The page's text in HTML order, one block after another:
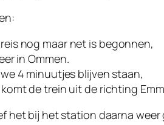
nog maar net is begonnen,
in Ommen.
4 minuutjes blijven staan,
de trein uit de richting
het bij het station daarna